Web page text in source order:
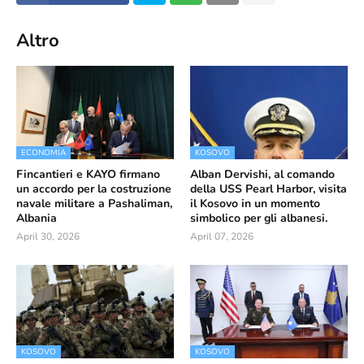
Altro
ECONOMIA
Fincantieri e KAYO firmano
un accordo per la costruzione
navale militare a Pashaliman,
Albania
April 30, 2026
KOSOVO
Alban Dervishi, al comando
della USS Pearl Harbor, visita
il Kosovo in un momento
simbolico per gli albanesi.
April 07, 2026
KOSOVO KOSOVO